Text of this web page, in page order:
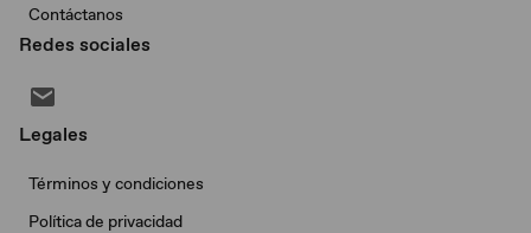
Contáctanos
Redes sociales
Legales
Términos y condiciones
Política de privacidad